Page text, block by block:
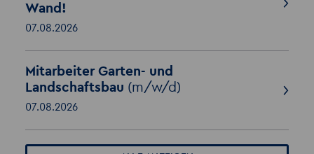
Wand!
07.08.2026
Mitarbeiter Garten- und
Landschaftsbau (m/w/d)
07.08.2026